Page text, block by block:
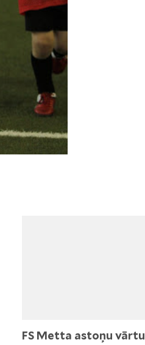
FS Metta astoņu vārtu